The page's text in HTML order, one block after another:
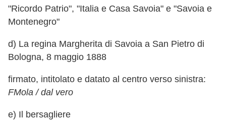
"Ricordo Patrio", "Italia e Casa Savoia" e "Savoia e
Montenegro"
d) La regina Margherita di Savoia a San Pietro di
Bologna, 8 maggio 1888
firmato, intitolato e datato al centro verso sinistra:
FMola / dal vero
e) Il bersagliere